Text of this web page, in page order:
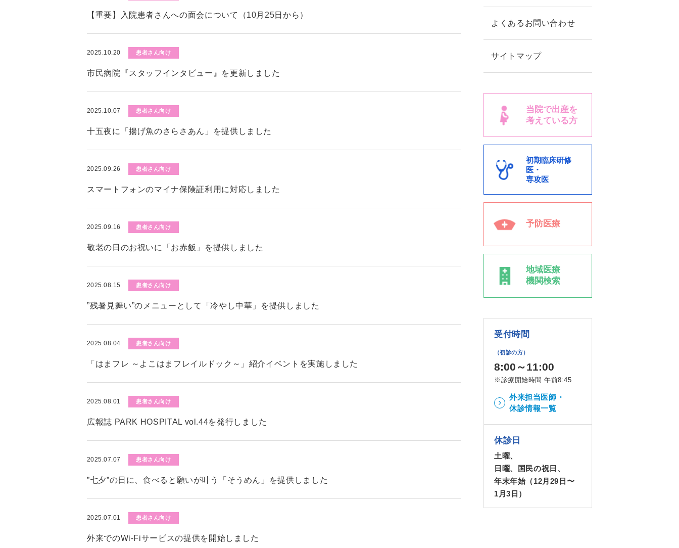
【重要】入院患者さんへの面会について（10月25日から）
2025.10.20 患者さん向け
市民病院『スタッフインタビュー』を更新しました
2025.10.07 患者さん向け
十五夜に「揚げ魚のさらさあん」を提供しました
2025.09.26 患者さん向け
スマートフォンのマイナ保険証利用に対応しました
2025.09.16 患者さん向け
敬老の日のお祝いに「お赤飯」を提供しました
2025.08.15 患者さん向け
”残暑見舞い”のメニューとして「冷やし中華」を提供しました
2025.08.04 患者さん向け
「はまフレ ～よこはまフレイルドック～」紹介イベントを実施しました
2025.08.01 患者さん向け
広報誌 PARK HOSPITAL vol.44を発行しました
2025.07.07 患者さん向け
”七夕”の日に、食べると願いが叶う「そうめん」を提供しました
2025.07.01 患者さん向け
外来でのWi-Fiサービスの提供を開始しました
よくあるお問い合わせ
サイトマップ
当院で出産を
考えている方
初期臨床研修
医・
専攻医
予防医療
地域医療
機関検索
受付時間
（初診の方）
8:00～11:00
※診療開始時間 午前8:45
外来担当医師・
休診情報一覧
休診日
土曜、
日曜、国民の祝日、
年末年始（12月29日〜
1月3日）